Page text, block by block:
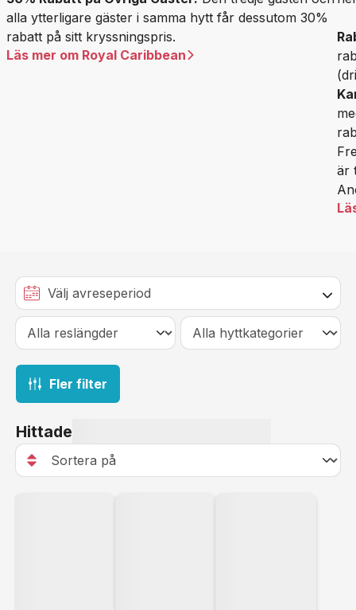
alla ytterligare gäster i samma hytt får dessutom 30%
rabatt på sitt kryssningspris.
Läs mer om Royal Caribbean
är
Fler filter
Hittade